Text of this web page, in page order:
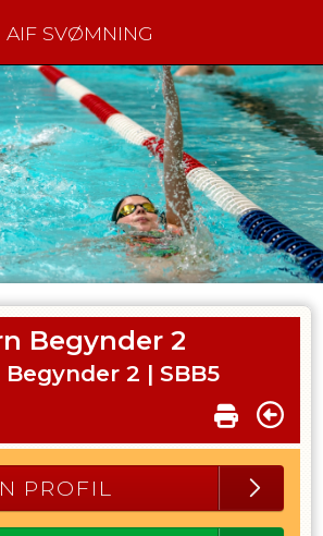
AIF SVØMNING
Begynder 2
2 | SBB5
PROFIL